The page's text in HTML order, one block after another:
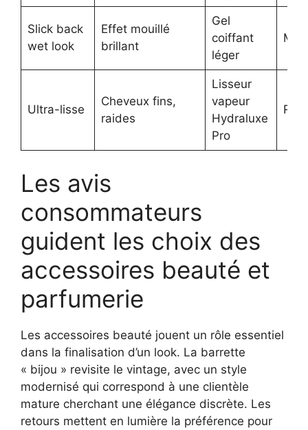
Slick back
wet look
Effet mouillé
brillant
Gel
coiffant
léger
Ultra-lisse
Cheveux fins,
raides
Lisseur
vapeur
Hydraluxe
Pro
Les avis
consommateurs
guident les choix des
accessoires beauté et
parfumerie
Les accessoires beauté jouent un rôle essentiel
dans la finalisation d’un look. La barrette
« bijou » revisite le vintage, avec un style
modernisé qui correspond à une clientèle
mature cherchant une élégance discrète. Les
retours mettent en lumière la préférence pour